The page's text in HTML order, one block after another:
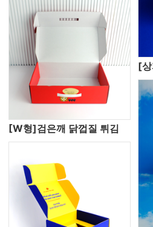
[W형]검은깨 닭껍질 튀김
[